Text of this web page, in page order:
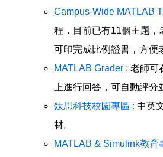
Campus-Wide MATLAB
程，目前已有11個主題，
可印完成比例證書，方便
MATLAB Grader : 老師可
上進行回答，可自動評分
鈦思科技校園專區 : 中英
材。
MATLAB & Simulink教育